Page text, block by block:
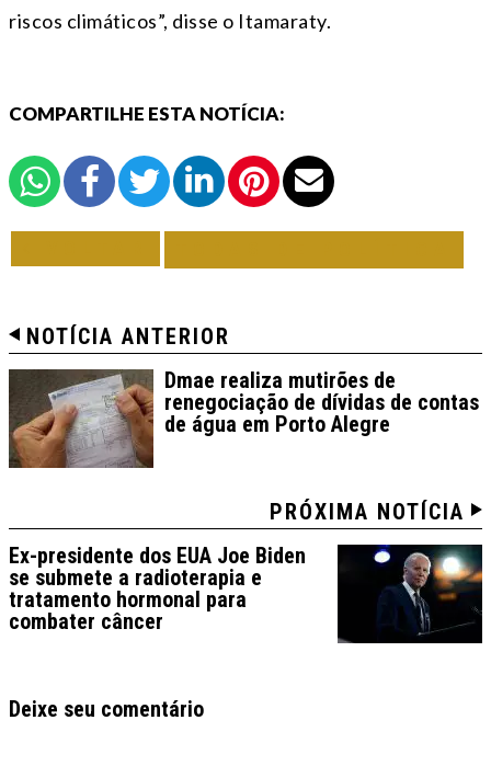
riscos climáticos”, disse o Itamaraty.
COMPARTILHE ESTA NOTÍCIA:
NOTÍCIA ANTERIOR
Dmae realiza mutirões de
renegociação de dívidas de contas
de água em Porto Alegre
PRÓXIMA NOTÍCIA
Ex-presidente dos EUA Joe Biden
se submete a radioterapia e
tratamento hormonal para
combater câncer
Deixe seu comentário